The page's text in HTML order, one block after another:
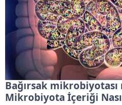
Bağırsak mikrobiyotası
Mikrobiyota İçeriği